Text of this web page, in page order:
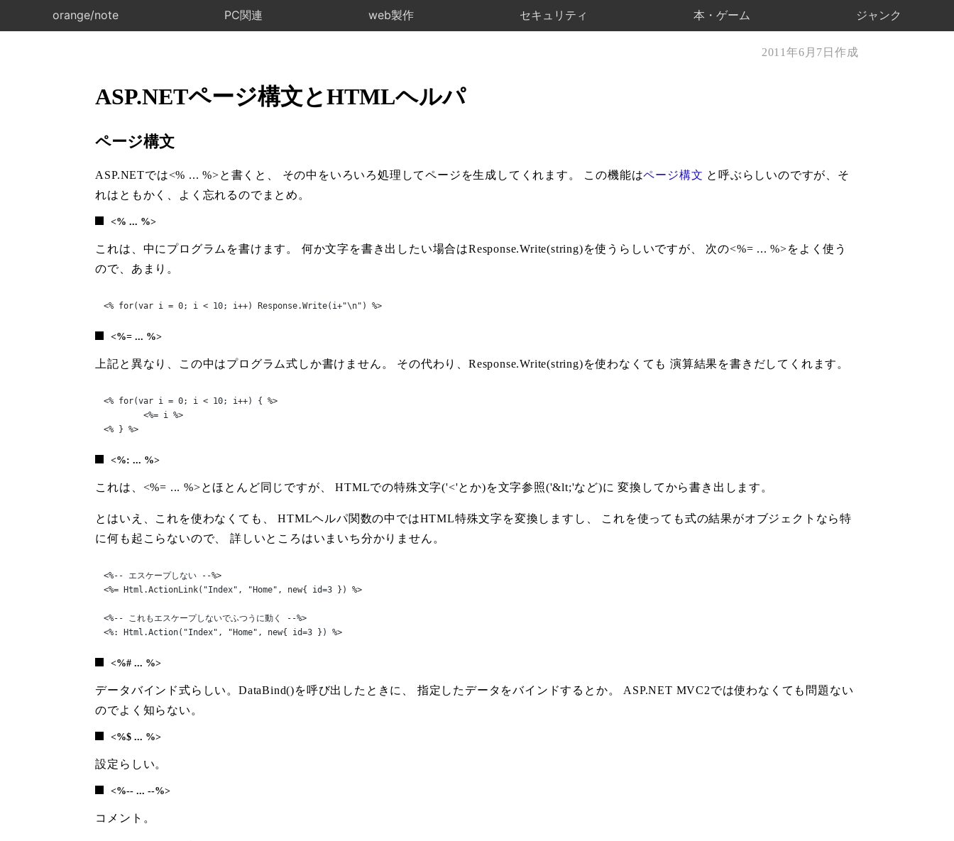
orange/note PC関連 web製作 セキュリティ 本・ゲーム ジャンク
2011年6月7日作成
ASP.NETページ構文とHTMLヘルパ
ページ構文
ASP.NETでは<% ... %>と書くと、 その中をいろいろ処理してページを生成してくれます。 この機能はページ構文 と呼ぶらしいのですが、そ
れはともかく、よく忘れるのでまとめ。
<% ... %>
これは、中にプログラムを書けます。 何か文字を書き出したい場合はResponse.Write(string)を使うらしいですが、 次の<%= ... %>をよく使う
ので、あまり。
<% for(var i = 0; i < 10; i++) Response.Write(i+"\n") %>
<%= ... %>
上記と異なり、この中はプログラム式しか書けません。 その代わり、Response.Write(string)を使わなくても 演算結果を書きだしてくれます。
<% for(var i = 0; i < 10; i++) { %>
	<%= i %>
<% } %>
<%: ... %>
これは、<%= ... %>とほとんど同じですが、 HTMLでの特殊文字('<'とか)を文字参照('&lt;'など)に 変換してから書き出します。
とはいえ、これを使わなくても、 HTMLヘルパ関数の中ではHTML特殊文字を変換しますし、 これを使っても式の結果がオブジェクトなら特
に何も起こらないので、 詳しいところはいまいち分かりません。
<%-- エスケープしない --%>
<%= Html.ActionLink("Index", "Home", new{ id=3 }) %>
<%-- これもエスケープしないでふつうに動く --%>
<%: Html.Action("Index", "Home", new{ id=3 }) %>
<%# ... %>
データバインド式らしい。DataBind()を呼び出したときに、 指定したデータをバインドするとか。 ASP.NET MVC2では使わなくても問題ない
のでよく知らない。
<%$ ... %>
設定らしい。
<%-- ... --%>
コメント。